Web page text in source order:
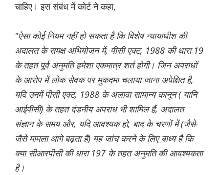
चाहिए। इस संबंध में कोर्ट ने कहा,
"ऐसा कोई नियम नहीं हो सकता है कि विशेष न्यायाधीश की
अदालत के समक्ष अभियोजन में, पीसी एक्ट, 1988 की धारा 19
के तहत पूर्व अनुमति हमेशा एकमात्र शर्त होगी। जिन अपराधों
के आरोप में लोक सेवक पर मुकदमा चलाया जाना अपेक्षित है,
यदि उनमें पीसी एक्ट, 1988 के अलावा सामान्य कानून ( यानि
आईपीसी) के तहत दंडनीय अपराध भी शामिल हैं, अदालत
संज्ञान के समय और, यदि आवश्यक हो, बाद के चरणों में (जैसे-
जैसे मामला आगे बढ़ता है) यह जांच करने के लिए बाध्य है कि
क्या सीआरपीसी की धारा 197 के तहत अनुमति की आवश्यकता
है।